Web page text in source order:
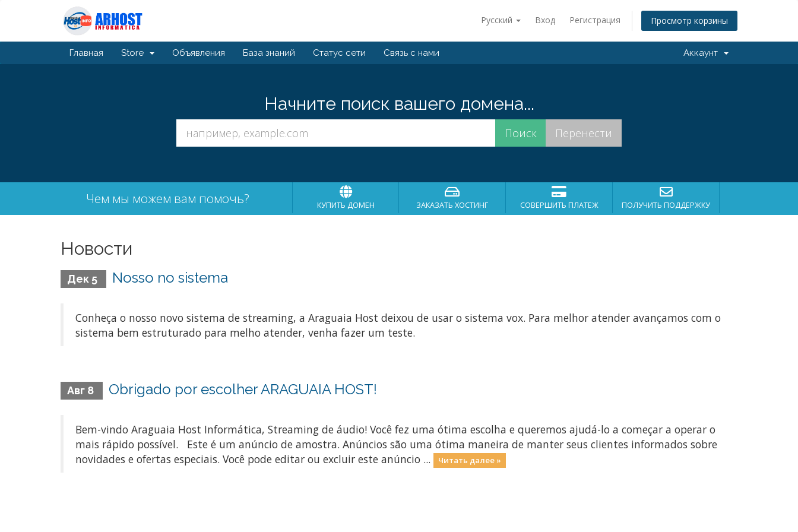
Русский Вход Регистрация Просмотр корзины
Главная Store Объявления База знаний Статус сети Связь с нами Аккаунт
Начните поиск вашего домена...
Чем мы можем вам помочь? КУПИТЬ ДОМЕН ЗАКАЗАТЬ ХОСТИНГ СОВЕРШИТЬ ПЛАТЕЖ ПОЛУЧИТЬ ПОДДЕРЖКУ
Новости
Дек 5 Nosso no sistema
Conheça o nosso novo sistema de streaming, a Araguaia Host deixou de usar o sistema vox. Para melhor atender avançamos com o
sistema bem estruturado para melho atender, venha fazer um teste.
Авг 8 Obrigado por escolher ARAGUAIA HOST!
Bem-vindo Araguaia Host Informática, Streaming de áudio! Você fez uma ótima escolha e queremos ajudá-lo a começar a operar o
mais rápido possível. Este é um anúncio de amostra. Anúncios são uma ótima maneira de manter seus clientes informados sobre
novidades e ofertas especiais. Você pode editar ou excluir este anúncio ...
Читать далее »